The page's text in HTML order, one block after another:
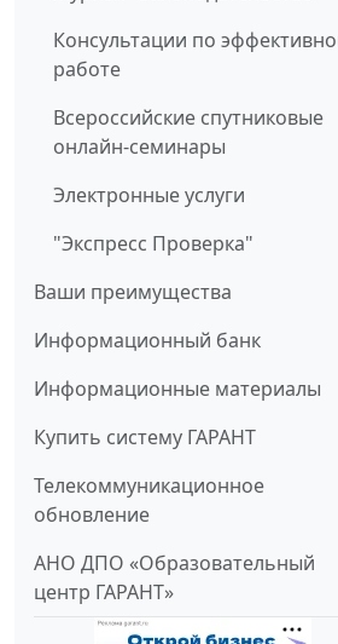
Консультации по
работе
Всероссийские спутниковые
онлайн-семинары
Электронные услуги
"Экспресс Проверка"
Ваши преимущества
Информационный банк
Информационные материалы
Купить систему ГАРАНТ
Телекоммуникационное
обновление
АНО ДПО «Образовательный
центр ГАРАНТ»